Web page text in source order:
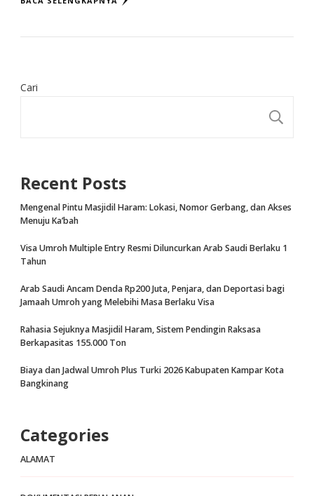
Cari
Recent Posts
Mengenal Pintu Masjidil Haram: Lokasi, Nomor Gerbang, dan Akses
Menuju Ka’bah
Visa Umroh Multiple Entry Resmi Diluncurkan Arab Saudi Berlaku 1
Tahun
Arab Saudi Ancam Denda Rp200 Juta, Penjara, dan Deportasi bagi
Jamaah Umroh yang Melebihi Masa Berlaku Visa
Rahasia Sejuknya Masjidil Haram, Sistem Pendingin Raksasa
Berkapasitas 155.000 Ton
Biaya dan Jadwal Umroh Plus Turki 2026 Kabupaten Kampar Kota
Bangkinang
Categories
ALAMAT